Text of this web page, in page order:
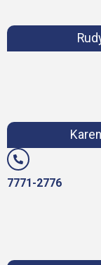
7771-2776